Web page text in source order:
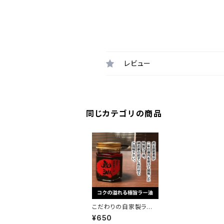
レビュー
同じカテゴリの商品
こだわりの自家製ラー
油【虎油】
¥650